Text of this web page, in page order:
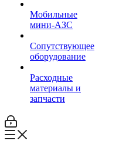
Мобильные
мини-АЗС
Сопутствующее
оборудование
Расходные
материалы и
запчасти